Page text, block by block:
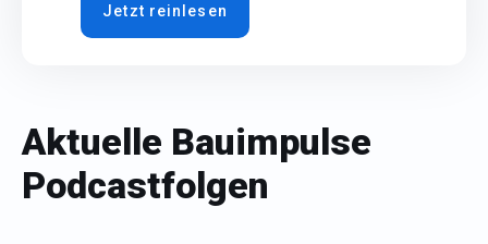
Jetzt reinlesen
Aktuelle Bauimpulse
Podcastfolgen